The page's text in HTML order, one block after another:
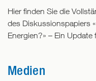
Hier finden Sie die
des Diskussionspapiers
Energien?» – Ein
Medien